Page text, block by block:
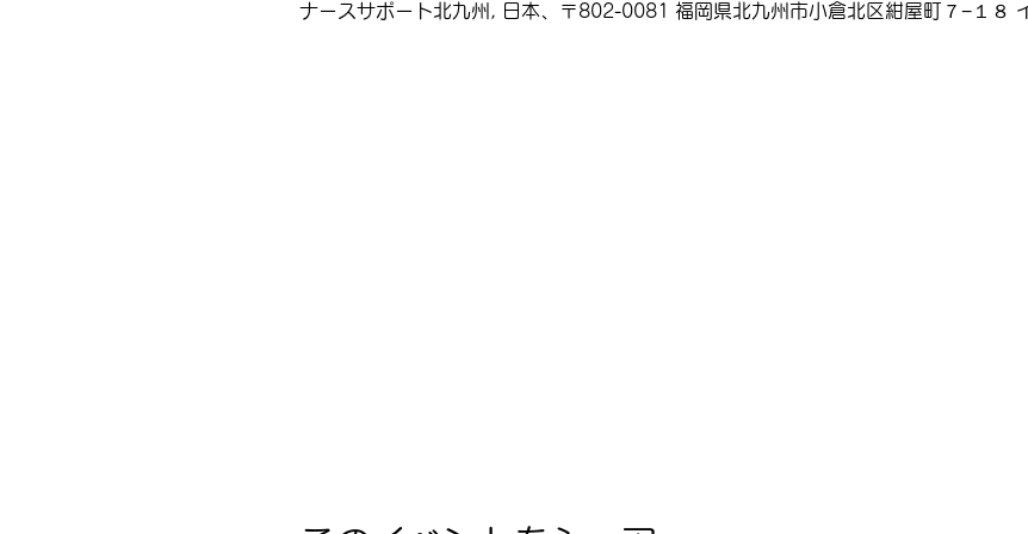
ナースサポート北九州, 日本、〒802-0081 福岡県北九州市小倉北区紺屋町７−１８